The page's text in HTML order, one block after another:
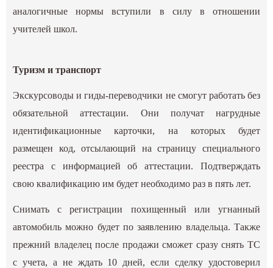
аналогичные нормы вступили в силу в отношении
учителей школ.
Туризм и транспорт
Экскурсоводы и гиды-переводчики не смогут работать без
обязательной аттестации. Они получат нагрудные
идентификационные карточки, на которых будет
размещен код, отсылающий на страницу специального
реестра с информацией об аттестации. Подтверждать
свою квалификацию им будет необходимо раз в пять лет.
Снимать с регистрации похищенный или угнанный
автомобиль можно будет по заявлению владельца. Также
прежний владелец после продажи сможет сразу снять ТС
с учета, а не ждать 10 дней, если сделку удостоверил